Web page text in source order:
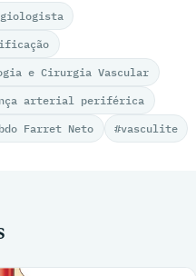
e Cirurgia Vascular
arterial periférica
Farret Neto
#vasculite